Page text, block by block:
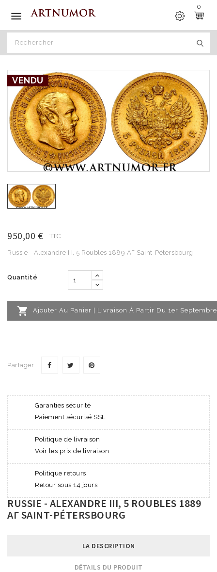

0
VENDU
950,00 € TTC
Russie - Alexandre III, 5 Roubles 1889 АГ Saint-Pétersbourg
Quantité
 Ajouter Au Panier | Livraison À Partir Du 1er Septembre
Partager
Garanties sécurité
Paiement sécurisé SSL
Politique de livraison
Voir les prix de livraison
Politique retours
Retour sous 14 jours
RUSSIE - ALEXANDRE III, 5 ROUBLES 1889
АГ SAINT-PÉTERSBOURG
LA DESCRIPTION
DÉTAILS DU PRODUIT